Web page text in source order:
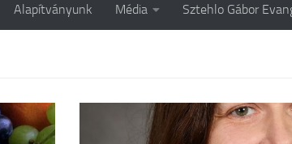
Alapítványunk Média Sztehlo Gábor